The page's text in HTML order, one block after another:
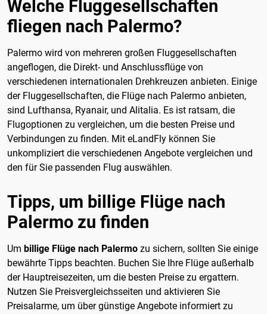
Welche Fluggesellschaften
fliegen nach Palermo?
Palermo wird von mehreren großen Fluggesellschaften
angeflogen, die Direkt- und Anschlussflüge von
verschiedenen internationalen Drehkreuzen anbieten. Einige
der Fluggesellschaften, die Flüge nach Palermo anbieten,
sind Lufthansa, Ryanair, und Alitalia. Es ist ratsam, die
Flugoptionen zu vergleichen, um die besten Preise und
Verbindungen zu finden. Mit eLandFly können Sie
unkompliziert die verschiedenen Angebote vergleichen und
den für Sie passenden Flug auswählen.
Tipps, um billige Flüge nach
Palermo zu finden
Um billige Flüge nach Palermo zu sichern, sollten Sie einige
bewährte Tipps beachten. Buchen Sie Ihre Flüge außerhalb
der Hauptreisezeiten, um die besten Preise zu ergattern.
Nutzen Sie Preisvergleichsseiten und aktivieren Sie
Preisalarme, um über günstige Angebote informiert zu